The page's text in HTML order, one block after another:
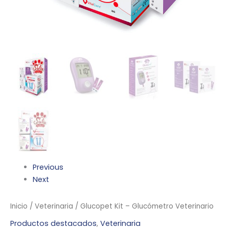
Previous
Next
Inicio / Veterinaria / Glucopet Kit – Glucómetro Veterinario
Productos destacados, Veterinaria